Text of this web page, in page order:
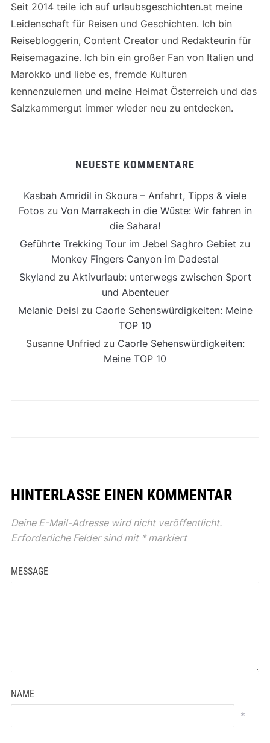
Seit 2014 teile ich auf urlaubsgeschichten.at meine
Leidenschaft für Reisen und Geschichten. Ich bin
Reisebloggerin, Content Creator und Redakteurin für
Reisemagazine. Ich bin ein großer Fan von Italien und
Marokko und liebe es, fremde Kulturen
kennenzulernen und meine Heimat Österreich und das
Salzkammergut immer wieder neu zu entdecken.
NEUESTE KOMMENTARE
Kasbah Amridil in Skoura – Anfahrt, Tipps & viele
Fotoszu Von Marrakech in die Wüste: Wir fahren in
die Sahara!
Geführte Trekking Tour im Jebel Saghro Gebiet zu
Monkey Fingers Canyon im Dadestal
Skyland zu Aktivurlaub: unterwegs zwischen Sport
und Abenteuer
Melanie Deisl zu Caorle Sehenswürdigkeiten: Meine
TOP 10
Susanne Unfried zu Caorle Sehenswürdigkeiten:
Meine TOP 10
HINTERLASSE EINEN KOMMENTAR
Deine E-Mail-Adresse wird nicht veröffentlicht.
Erforderliche Felder sind mit *markiert
MESSAGE
NAME
*